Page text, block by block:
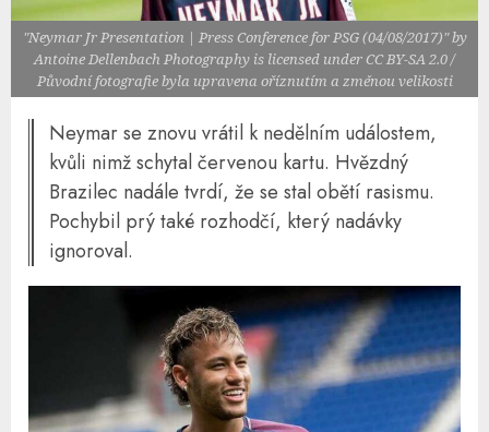
"Neymar Jr Presentation | Press Conference for PSG (04/08/2017)" by
Antoine Dellenbach Photography is licensed under CC BY-SA 2.0 /
Původní fotografie byla upravena oříznutím a změnou velikosti
Neymar se znovu vrátil k nedělním událostem,
kvůli nimž schytal červenou kartu. Hvězdný
Brazilec nadále tvrdí, že se stal obětí rasismu.
Pochybil prý také rozhodčí, který nadávky
ignoroval.